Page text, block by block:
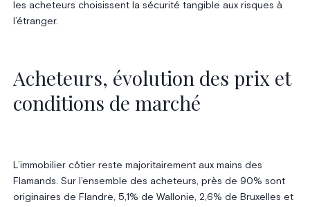
les acheteurs choisissent la sécurité tangible aux risques à
l’étranger.
Acheteurs, évolution des prix et
conditions de marché
L’immobilier côtier reste majoritairement aux mains des
Flamands. Sur l’ensemble des acheteurs, près de 90% sont
originaires de Flandre, 5,1% de Wallonie, 2,6% de Bruxelles et